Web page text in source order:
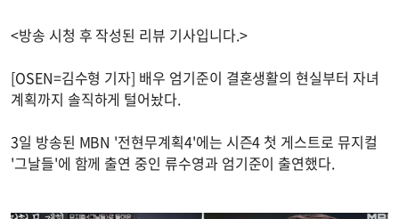
<방송 시청 후 작성된 리뷰 기사입니다.>
[OSEN=김수형 기자] 배우 엄기준이 결혼생활의 현실부터 자녀
계획까지 솔직하게 털어놨다.
3일 방송된 MBN '전현무계획4'에는 시즌4 첫 게스트로 뮤지컬
'그날들'에 함께 출연 중인 류수영과 엄기준이 출연했다.